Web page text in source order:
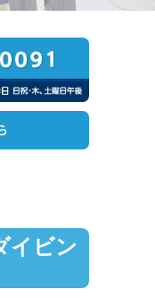
イビン